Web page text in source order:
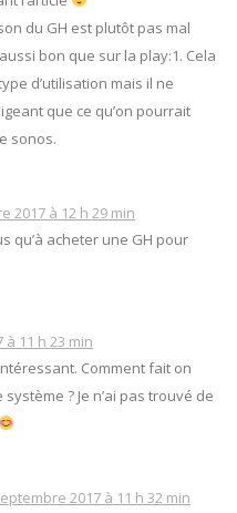
du GH est plutôt pas mal
bon que sur la play:1. Cela
d’utilisation mais il ne
que ce qu’on pourrait
sonos.
2017 à 12 h 29 min
qu’à acheter une GH pour
11 h 23 min
Comment fait on
? Je n’ai pas trouvé de
2017 à 11 h 32 min